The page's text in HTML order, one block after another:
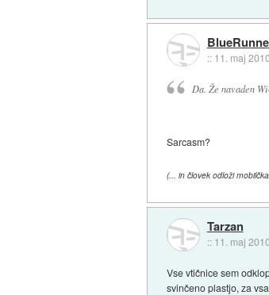
:: 11. maj
Da. Že navaden
Sarcasm?
(... in človek odloži
Tarzan
:: 11. maj
Vse vtičnice sem
svinčeno plastjo, za